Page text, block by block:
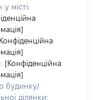
у місті:
[Конфіденційна
будинку/
ділянки: